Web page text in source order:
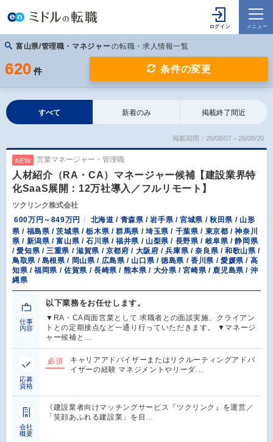
富山県/管理職・マネジャーの転職・求人情報一覧
620 件 条件の変更
すべて 新着のみ 掲載終了間近
掲載期間：26/08/07～26/08/20
NEW 営業マネージャー・管理職
人材紹介（RA・CA）マネージャー候補【建設業界特
化SaaS展開：12万社導入／フルリモート】
ツクリンク株式会社
600万円～849万円
北海道 / 青森県 / 岩手県 / 宮城県 / 秋田県 / 山形
県 / 福島県 / 茨城県 / 栃木県 / 群馬県 / 埼玉県 / 千葉県 / 東京都 / 神奈川
県 / 新潟県 / 富山県 / 石川県 / 福井県 / 山梨県 / 長野県 / 岐阜県 / 静岡県
/ 愛知県 / 三重県 / 滋賀県 / 京都府 / 大阪府 / 兵庫県 / 奈良県 / 和歌山県 /
鳥取県 / 島根県 / 岡山県 / 広島県 / 山口県 / 徳島県 / 香川県 / 愛媛県 / 高
知県 / 福岡県 / 佐賀県 / 長崎県 / 熊本県 / 大分県 / 宮崎県 / 鹿児島県 / 沖
縄県
仕事
内容
以下業務をお任せします。
▼RA・CA両面営業として 求職者との面談実施、クライアン
トとの定期接点など一通り行っていただきます。 ▼マネージ
ャー候補と…
応募
資格
必須
キャリアアドバイザーまたはリクルーティングアドバ
イザーの経験 マネジメントやリーダ…
会社
概要
《建設業者向けマッチングサービス『ツクリンク』を運営／
「笑顔あふれる建設業」を目…